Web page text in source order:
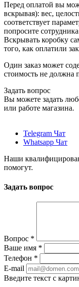
Перед оплатой вы
вскрывая): вес,
соответствует
попросите
Вскрывать коробку
того, как оплатили
Один заказ может
стоимость не должна
Задать вопрос
Вы можете задать
или работе магазина.
Telegram Чат
Whatsapp Чат
Наши
помогут.
Задать вопрос
Вопрос *
Ваше имя *
Телефон *
E-mail
Введите текст с